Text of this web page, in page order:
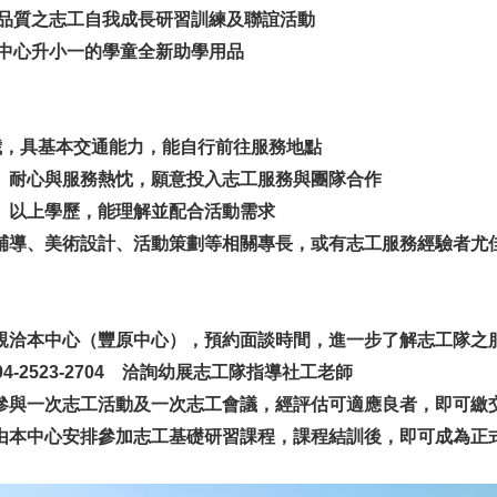
質之志工自我成長研習訓練及聯誼活動
心升小一的學童全新助學用品
具基本交通能力，能自行前往服務地點
耐心與服務熱忱，願意投入志工服務與團隊合作
以上學歷，能理解並配合活動需求
導、美術設計、活動策劃等相關專長，或有志工服務經驗者尤
洽本中心（豐原中心），預約面談時間，進一步了解志工隊之
2704 洽詢幼展志工隊指導社工老師
與一次志工活動及一次志工會議，經評估可適應良者，即可繳
本中心安排參加志工基礎研習課程，課程結訓後，即可成為正